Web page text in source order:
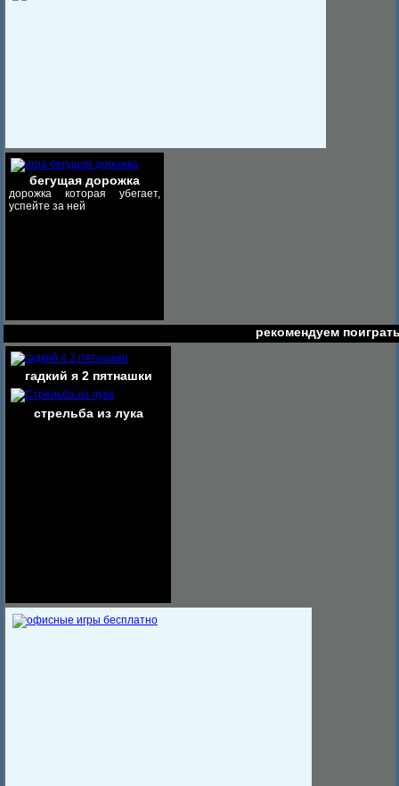
бегущая дорожка
дорожка которая убегает,
успейте за ней
рекомендуем
гадкий я 2 пятнашки
стрельба из лука